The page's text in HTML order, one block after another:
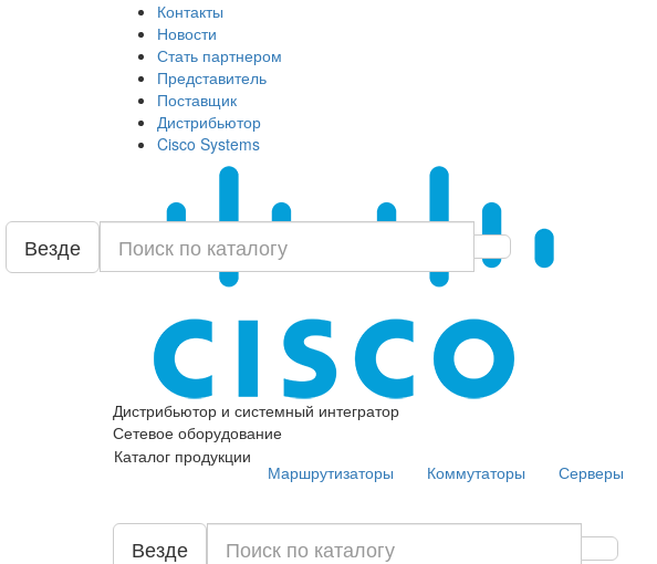
Контакты
Новости
Стать партнером
Представитель
Поставщик
Дистрибьютор
Cisco Systems
Дистрибьютор и системный интегратор
Сетевое оборудование
Везде
Каталог продукции
Маршрутизаторы Коммутаторы Серверы
Везде